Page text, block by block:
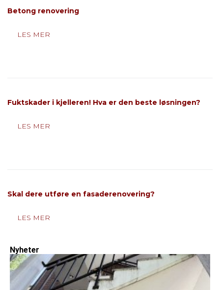
Betong renovering
LES MER
Fuktskader i kjelleren! Hva er den beste løsningen?
LES MER
Skal dere utføre en fasaderenovering?
LES MER
Nyheter